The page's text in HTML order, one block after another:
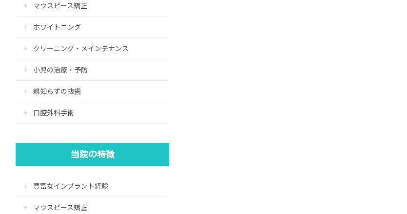
マウスピース矯正
ホワイトニング
クリーニング・メインテナンス
小児の治療・予防
親知らずの抜歯
口腔外科手術
当院の特徴
豊富なインプラント経験
マウスピース矯正